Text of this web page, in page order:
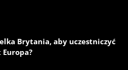
Brytania, aby uczestniczyć